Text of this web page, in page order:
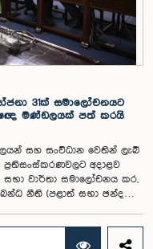
වැටුප් හා සේවක සංඛ්‍යා
එවැනි කොමිසමක් නොමැති
සඳහා යෝජිත වැටුප්
වගකීම් සහ කාර්යභාරය
පැවතිය යුතු බවට කාරක
විය. ඒ අනුව, අදාළ වැටුප්
යොමු කර අවශ්‍ය තීරණ
දුන් අතර ස්ථිර සහ ස්වධින
කරන ලෙස කාරක
31ක් සමාලෝචනයට
මණ්ඩලයක් පත් කරයි
සහ සංවිධාන වෙතින් ලැබී
අදාළව
වාර්තා සමාලෝචනය කර,
නීති (පළාත් සභා ඡන්ද